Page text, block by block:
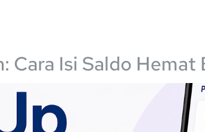
Cara Isi Saldo Hemat